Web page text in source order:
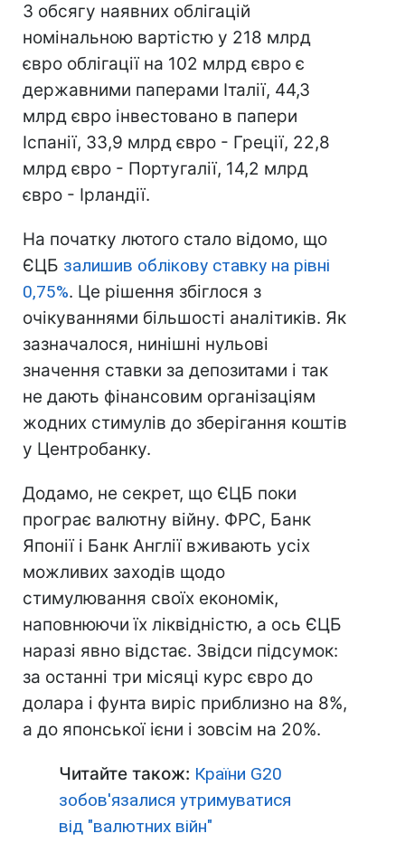
З обсягу наявних облігацій
номінальною вартістю у 218 млрд
євро облігації на 102 млрд євро є
державними паперами Італії, 44,3
млрд євро інвестовано в папери
Іспанії, 33,9 млрд євро - Греції, 22,8
млрд євро - Португалії, 14,2 млрд
євро - Ірландії.
На початку лютого стало відомо, що
ЄЦБ залишив облікову ставку на рівні
0,75%. Це рішення збіглося з
очікуваннями більшості аналітиків. Як
зазначалося, нинішні нульові
значення ставки за депозитами і так
не дають фінансовим організаціям
жодних стимулів до зберігання коштів
у Центробанку.
Додамо, не секрет, що ЄЦБ поки
програє валютну війну. ФРС, Банк
Японії і Банк Англії вживають усіх
можливих заходів щодо
стимулювання своїх економік,
наповнюючи їх ліквідністю, а ось ЄЦБ
наразі явно відстає. Звідси підсумок:
за останні три місяці курс євро до
долара і фунта виріс приблизно на 8%,
а до японської ієни і зовсім на 20%.
Читайте також: Країни G20
зобов'язалися утримуватися
від "валютних війн"